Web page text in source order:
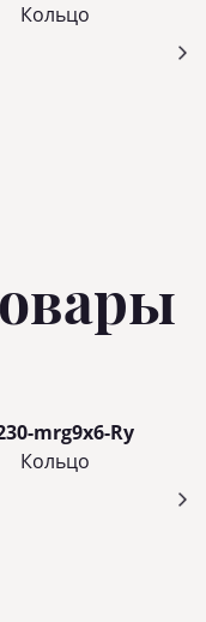
Кольцo
mrg9x6-Ry
Кольцo